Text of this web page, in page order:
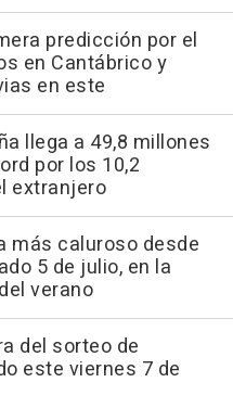
predicción por el
en Cantábrico y
en este
llega a 49,8 millones
por los 10,2
extranjero
más caluroso desde
5 de julio, en la
verano
del sorteo de
este viernes 7 de